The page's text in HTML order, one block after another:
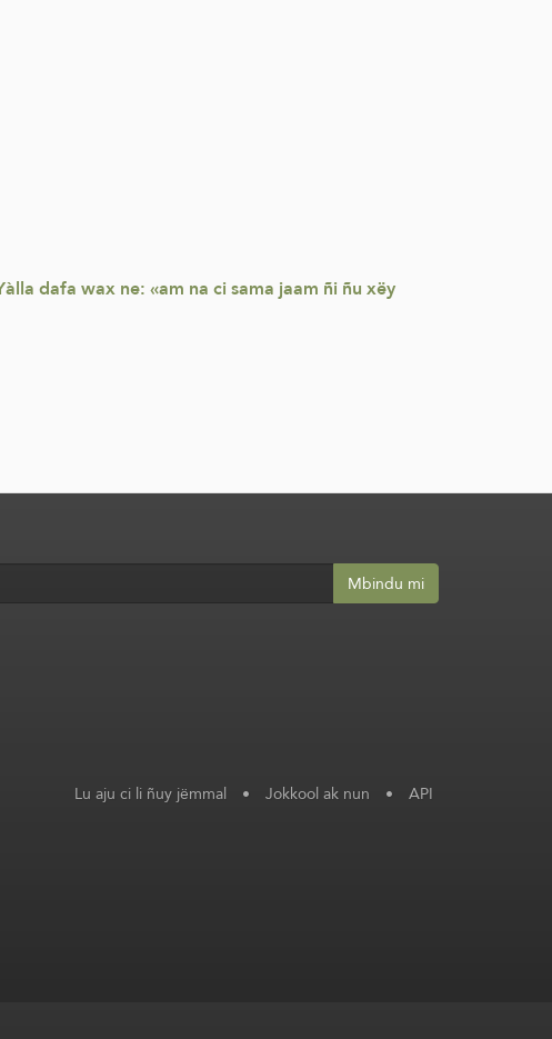
dafa wax ne: «am na ci sama jaam ñi ñu xëy
Mbindu mi
Lu aju ci li ñuy jëmmal • Jokkool ak nun • API